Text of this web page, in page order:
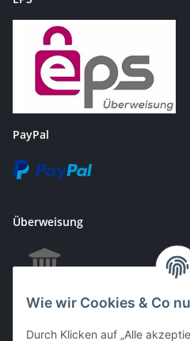
Wie wir Cookies & Co
Durch Klicken auf „Alle
PayPal
Überweisung
EC & Kreditkartenzahlung bei